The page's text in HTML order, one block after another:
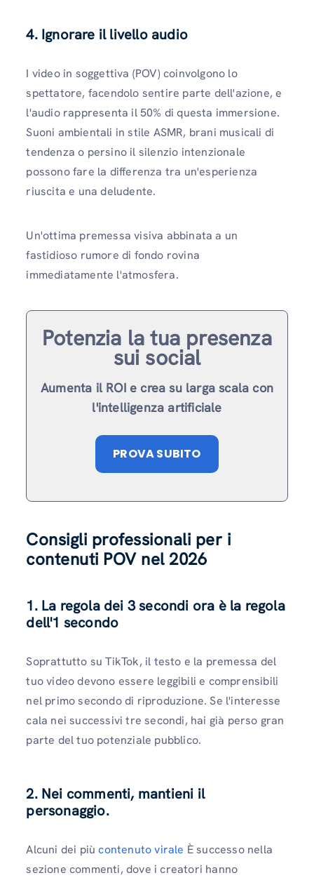
4. Ignorare il livello audio
I video in soggettiva (POV) coinvolgono lo
spettatore, facendolo sentire parte dell'azione, e
l'audio rappresenta il 50% di questa immersione.
Suoni ambientali in stile ASMR, brani musicali di
tendenza o persino il silenzio intenzionale
possono fare la differenza tra un'esperienza
riuscita e una deludente.
Un'ottima premessa visiva abbinata a un
fastidioso rumore di fondo rovina
immediatamente l'atmosfera.
Potenzia la tua presenza
sui social
Aumenta il ROI e crea su larga scala con
l'intelligenza artificiale
PROVA SUBITO
Consigli professionali per i
contenuti POV nel 2026
1. La regola dei 3 secondi ora è la regola
dell'1 secondo
Soprattutto su TikTok, il testo e la premessa del
tuo video devono essere leggibili e comprensibili
nel primo secondo di riproduzione. Se l'interesse
cala nei successivi tre secondi, hai già perso gran
parte del tuo potenziale pubblico.
2. Nei commenti, mantieni il
personaggio.
Alcuni dei piùcontenuto virale È successo nella
sezione commenti, dove i creatori hanno